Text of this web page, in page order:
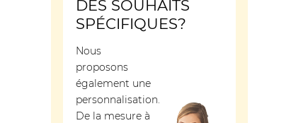
DES SOUHAITS
SPÉCIFIQUES?
Nous
proposons
également une
personnalisation.
De la mesure à